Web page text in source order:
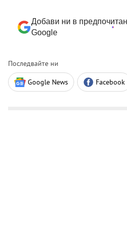
Добави ни в
Google
Последвайте ни
Google News Facebook